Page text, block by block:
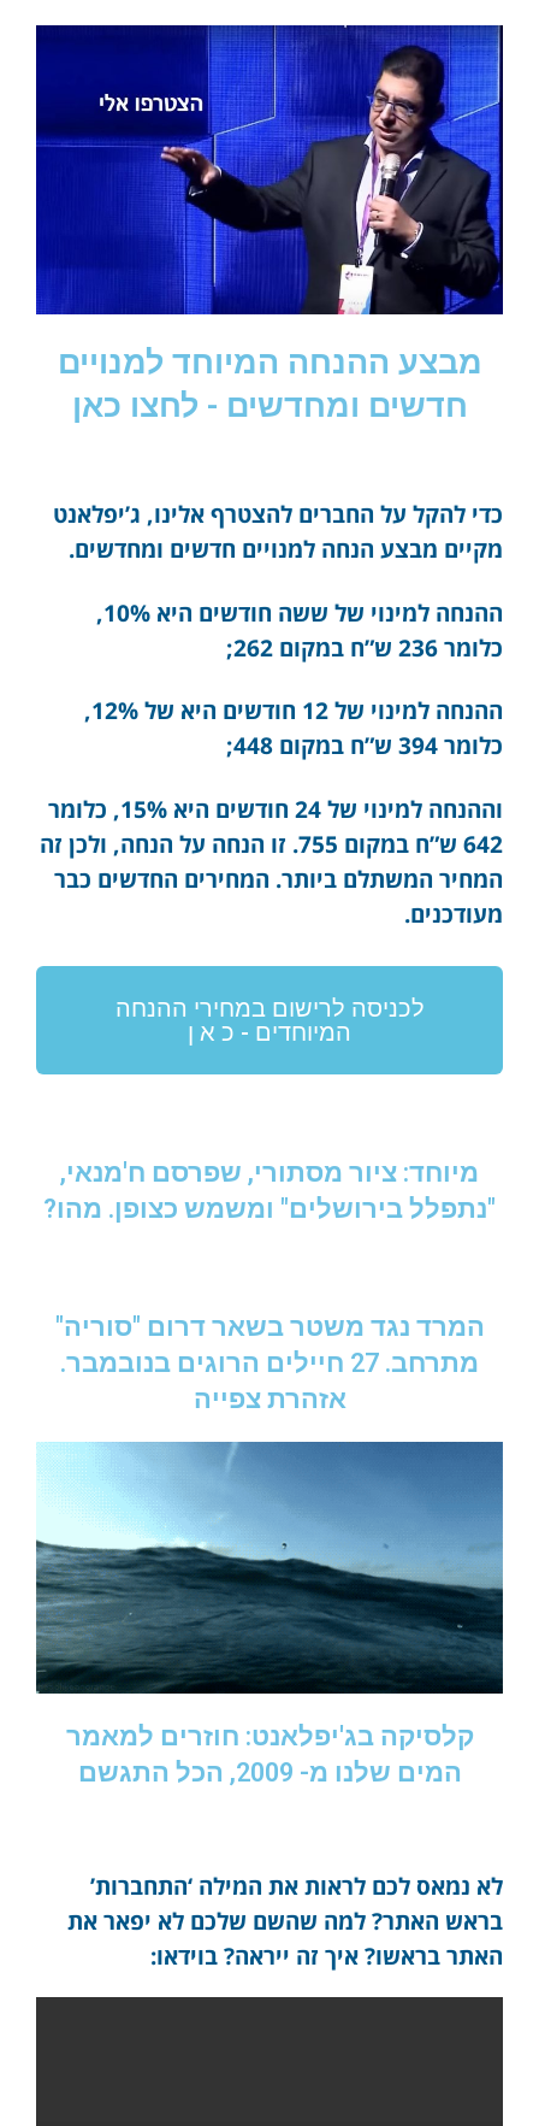
מבצע ההנחה המיוחד למנויים
חדשים ומחדשים - לחצו כאן
כדי להקל על החברים להצטרף אלינו, ג’יפלאנט
מקיים מבצע הנחה למנויים חדשים ומחדשים.
ההנחה למינוי של ששה חודשים היא 10%,
כלומר 236 ש”ח במקום 262;
ההנחה למינוי של 12 חודשים היא של 12%,
כלומר 394 ש”ח במקום 448;
וההנחה למינוי של 24 חודשים היא 15%, כלומר
642 ש”ח במקום 755. זו הנחה על הנחה, ולכן זה
המחיר המשתלם ביותר. המחירים החדשים כבר
מעודכנים.
לכניסה לרישום במחירי ההנחה
המיוחדים - כ א ן
מיוחד: ציור מסתורי, שפרסם ח'מנאי,
"נתפלל בירושלים" ומשמש כצופן. מהו?
המרד נגד משטר בשאר דרום "סוריה"
מתרחב. 27 חיילים הרוגים בנובמבר.
אזהרת צפייה
קלסיקה בג'יפלאנט: חוזרים למאמר
המים שלנו מ- 2009, הכל התגשם
לא נמאס לכם לראות את המילה ‘התחברות’
בראש האתר? למה שהשם שלכם לא יפאר את
האתר בראשו? איך זה ייראה? בוידאו: